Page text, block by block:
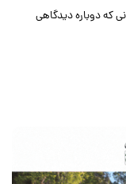
که دوباره دیدگاهی